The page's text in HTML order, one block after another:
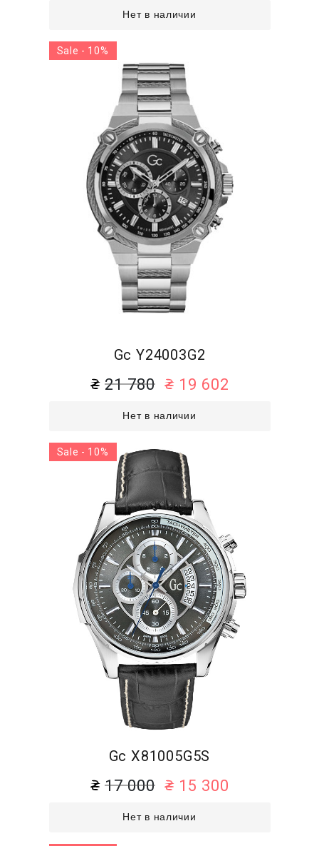
Нет в наличии
Gc Y24003G2
21 780 19 602
Нет в наличии
Sale - 10%
Gc X81005G5S
17 000 15 300
Нет в наличии
Sale - 10%